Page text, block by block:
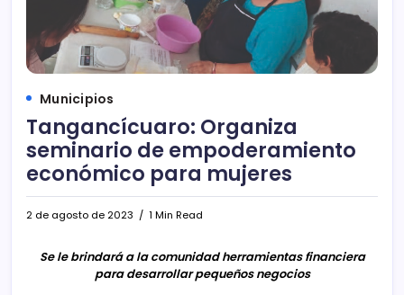
Municipios
Tangancícuaro: Organiza
seminario de empoderamiento
económico para mujeres
2 de agosto de 2023 1 Min Read
Se le brindará a la comunidad herramientas financiera
para desarrollar pequeños negocios